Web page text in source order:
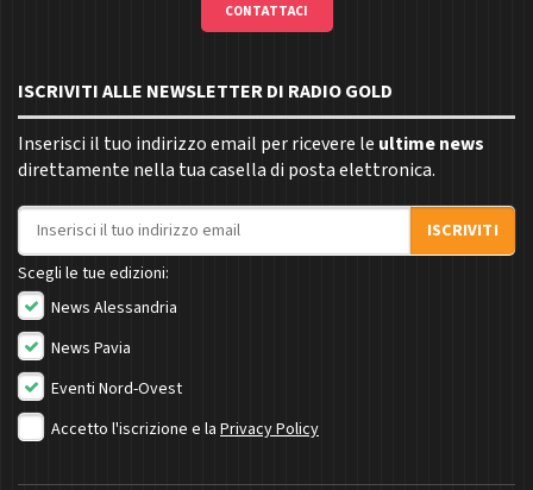
CONTATTACI
ISCRIVITI ALLE NEWSLETTER DI RADIO GOLD
Inserisci il tuo indirizzo email per ricevere le ultime news
direttamente nella tua casella di posta elettronica.
Indirizzo email
ISCRIVITI
Scegli le tue edizioni:
News Alessandria
News Pavia
Eventi Nord-Ovest
Accetto l'iscrizione e la Privacy Policy